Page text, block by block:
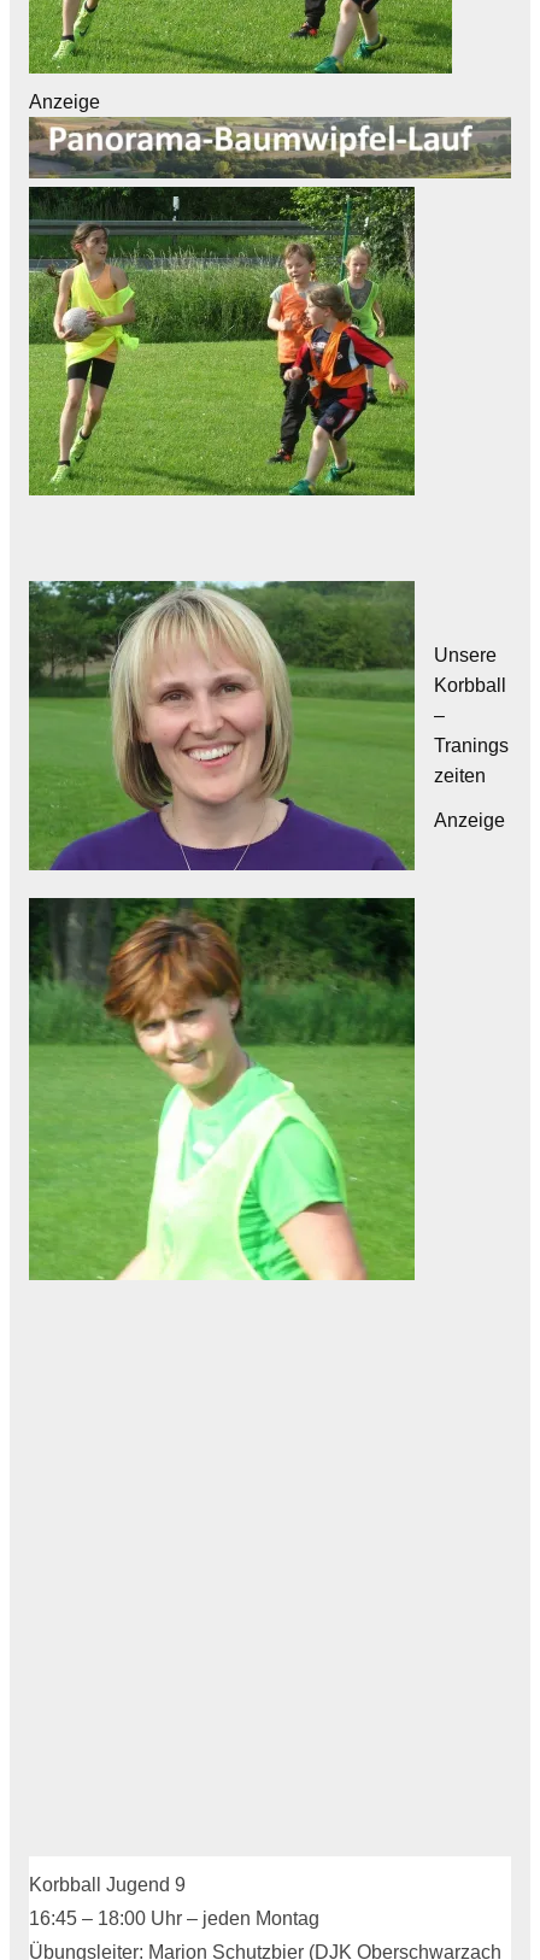
Anzeige
Unsere
Korbball
–
Tranings
zeiten
Anzeige
Korbball Jugend 9
16:45 – 18:00 Uhr – jeden Montag
Übungsleiter: Marion Schutzbier (DJK Oberschwarzach